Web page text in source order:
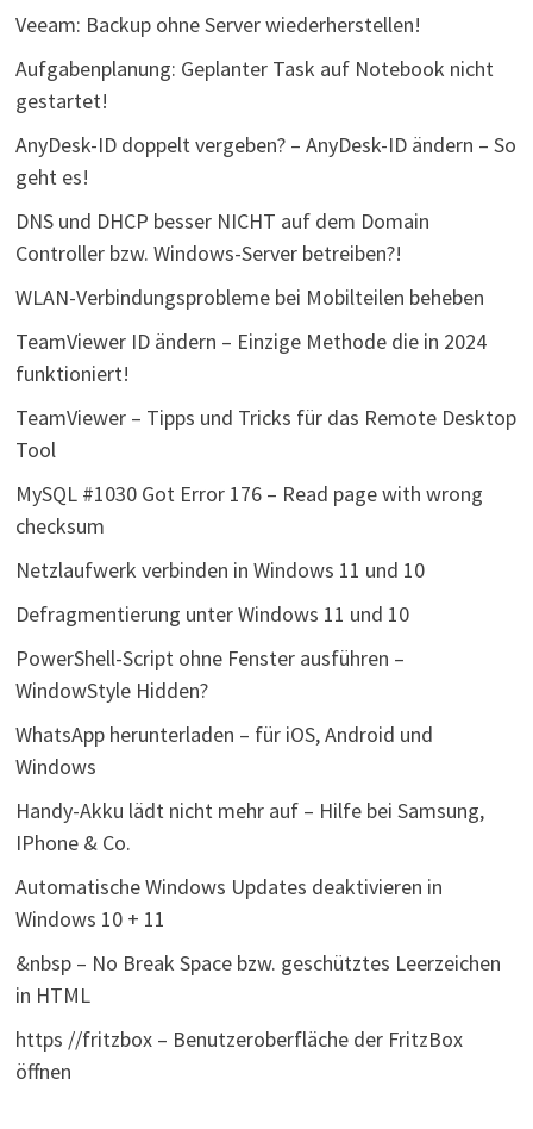
Veeam: Backup ohne Server wiederherstellen!
Aufgabenplanung: Geplanter Task auf Notebook nicht
gestartet!
AnyDesk-ID doppelt vergeben? – AnyDesk-ID ändern – So
geht es!
DNS und DHCP besser NICHT auf dem Domain
Controller bzw. Windows-Server betreiben?!
WLAN-Verbindungsprobleme bei Mobilteilen beheben
TeamViewer ID ändern – Einzige Methode die in 2024
funktioniert!
TeamViewer – Tipps und Tricks für das Remote Desktop
Tool
MySQL #1030 Got Error 176 – Read page with wrong
checksum
Netzlaufwerk verbinden in Windows 11 und 10
Defragmentierung unter Windows 11 und 10
PowerShell-Script ohne Fenster ausführen –
WindowStyle Hidden?
WhatsApp herunterladen – für iOS, Android und
Windows
Handy-Akku lädt nicht mehr auf – Hilfe bei Samsung,
IPhone & Co.
Automatische Windows Updates deaktivieren in
Windows 10 + 11
&nbsp – No Break Space bzw. geschütztes Leerzeichen
in HTML
https //fritzbox – Benutzeroberfläche der FritzBox
öffnen